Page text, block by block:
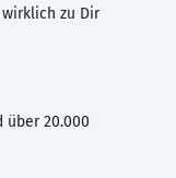
wirklich zu Dir
über 20.000